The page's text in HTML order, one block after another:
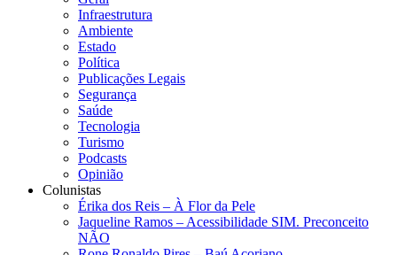
Infraestrutura
Ambiente
Estado
Política
Publicações Legais
Segurança
Saúde
Tecnologia
Turismo
Podcasts
Opinião
Colunistas
Érika dos Reis​ – À Flor da Pele
Jaqueline Ramos – Acessibilidade SIM. Preconceito
NÃO